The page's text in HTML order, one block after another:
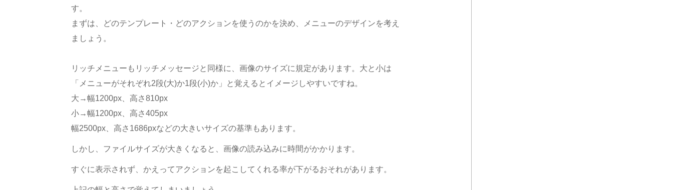
す。
まずは、どのテンプレート・どのアクションを使うのかを決め、メニューのデザインを考え
ましょう。
リッチメニューもリッチメッセージと同様に、画像のサイズに規定があります。大と小は
「メニューがそれぞれ2段(大)か1段(小)か」と覚えるとイメージしやすいですね。
大→幅1200px、高さ810px
小→幅1200px、高さ405px
幅2500px、高さ1686pxなどの大きいサイズの基準もあります。
しかし、ファイルサイズが大きくなると、画像の読み込みに時間がかかります。
すぐに表示されず、かえってアクションを起こしてくれる率が下がるおそれがあります。